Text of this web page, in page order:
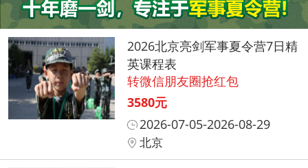
2026北京亮剑军事夏令营7日精
英课程表
转微信朋友圈抢红包
3580元
2026-07-05-2026-08-29
北京